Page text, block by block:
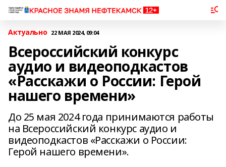
Актуально 22 МАЯ 2024, 09:04
Всероссийский конкурс
аудио и видеоподкастов
«Расскажи о России: Герой
нашего времени»
До 25 мая 2024 года принимаются работы
на Всероссийский конкурс аудио и
видеоподкастов «Расскажи о России:
Герой нашего времени».